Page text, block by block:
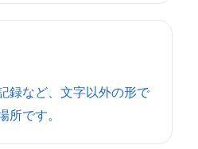
録など、文字以外の形で
です。